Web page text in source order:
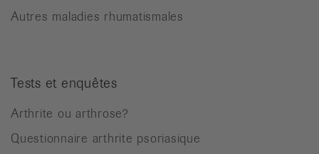
Autres maladies rhumatismales
Tests et enquêtes
Arthrite ou arthrose?
Questionnaire arthrite psoriasique